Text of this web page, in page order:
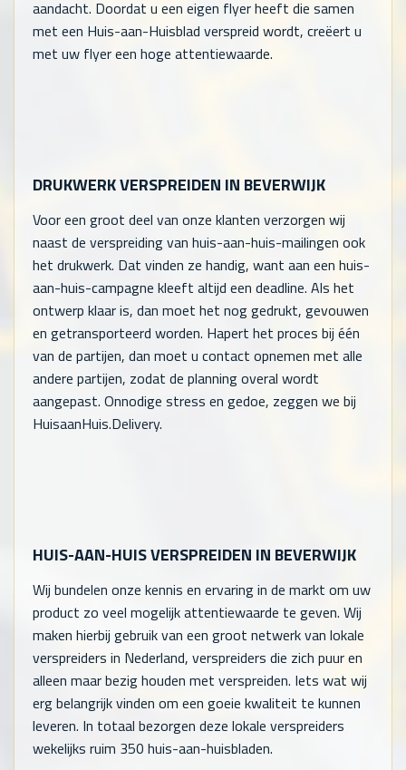
aandacht. Doordat u een eigen flyer heeft die samen
met een Huis-aan-Huisblad verspreid wordt, creëert u
met uw flyer een hoge attentiewaarde.
DRUKWERK VERSPREIDEN IN BEVERWIJK
Voor een groot deel van onze klanten verzorgen wij
naast de verspreiding van huis-aan-huis-mailingen ook
het drukwerk. Dat vinden ze handig, want aan een huis-
aan-huis-campagne kleeft altijd een deadline. Als het
ontwerp klaar is, dan moet het nog gedrukt, gevouwen
en getransporteerd worden. Hapert het proces bij één
van de partijen, dan moet u contact opnemen met alle
andere partijen, zodat de planning overal wordt
aangepast. Onnodige stress en gedoe, zeggen we bij
HuisaanHuis.Delivery.
HUIS-AAN-HUIS VERSPREIDEN IN BEVERWIJK
Wij bundelen onze kennis en ervaring in de markt om uw
product zo veel mogelijk attentiewaarde te geven. Wij
maken hierbij gebruik van een groot netwerk van lokale
verspreiders in Nederland, verspreiders die zich puur en
alleen maar bezig houden met verspreiden. Iets wat wij
erg belangrijk vinden om een goeie kwaliteit te kunnen
leveren. In totaal bezorgen deze lokale verspreiders
wekelijks ruim 350 huis-aan-huisbladen.